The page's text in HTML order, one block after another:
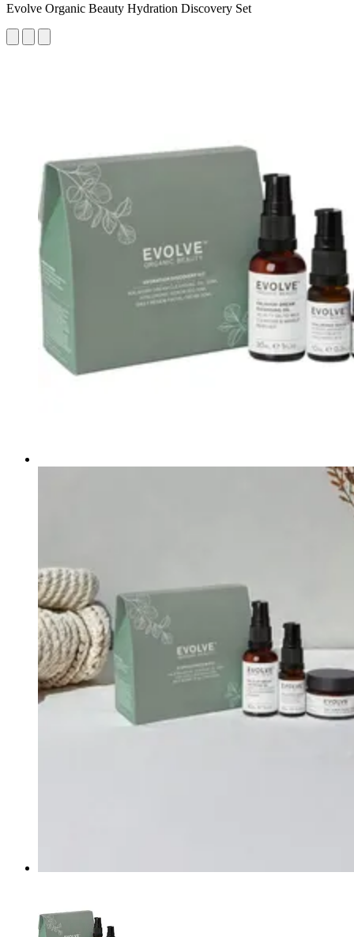
Evolve Organic Beauty Hydration Discovery Set